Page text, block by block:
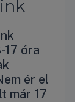
17 óra
ér el
már 17